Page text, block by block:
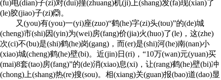
(fu)电(dian)子(zi)对(dui)撞(zhuang)机(ji)上(shang)发(fa)现(xian)了
(le)胶(jiao)子(zi)🙆。
又(you)有(you)一(yi)座(zuo)“鹤(he)字(zi)头(tou)”的(de)城
(cheng)市(shi)因(yin)为(wei)房(fang)价(jia)火(huo)了(le)，这(zhe)
次(ci)不(bu)是(shi)鹤(he)岗(gang)，而(er)是(shi)河(he)南(nan)小
(xiao)城(cheng)鹤(he)壁(bi)。近(jin)日(ri)，“10万(wan)元(yuan)买
(mai)8套(tao)房(fang)”的(de)消(xiao)息(xi)，让(rang)鹤(he)壁(bi)冲
(chong)上(shang)热(re)搜(sou)。相(xiang)关(guan)报(bao)道(dao)显